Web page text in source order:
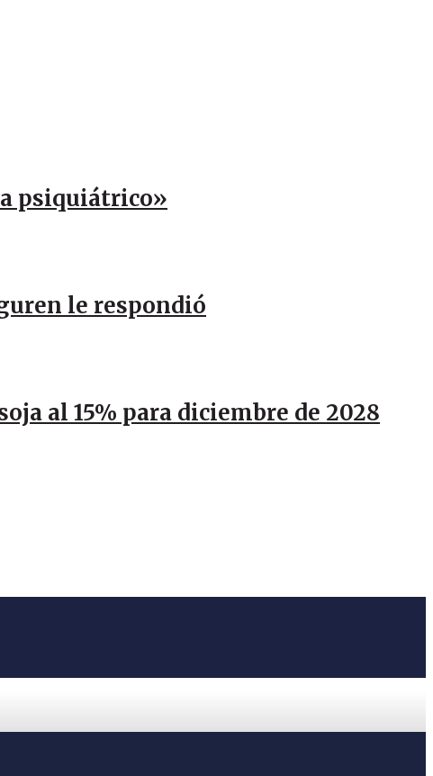
psiquiátrico»
le respondió
al 15% para diciembre de 2028